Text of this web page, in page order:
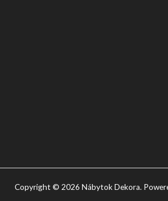
Copyright © 2026 Nábytok Dekora.